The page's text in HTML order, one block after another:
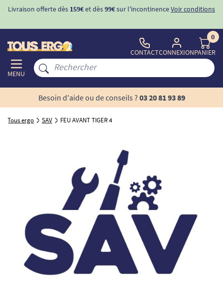
Livraison offerte dès 159€et dès99€sur l'incontinenceVoir conditions
MENU
CONTACTCONNEXION
0
PANIER
Besoin d'aide ou de conseils ? 03 20 81 93 89
Tous ergo SAV FEU AVANT TIGER 4